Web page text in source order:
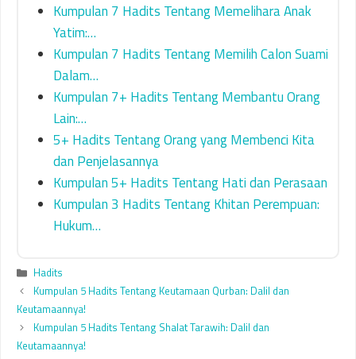
Kumpulan 7 Hadits Tentang Memelihara Anak
Yatim:…
Kumpulan 7 Hadits Tentang Memilih Calon Suami
Dalam…
Kumpulan 7+ Hadits Tentang Membantu Orang
Lain:…
5+ Hadits Tentang Orang yang Membenci Kita
dan Penjelasannya
Kumpulan 5+ Hadits Tentang Hati dan Perasaan
Kumpulan 3 Hadits Tentang Khitan Perempuan:
Hukum…
Categories
Hadits
Kumpulan 5 Hadits Tentang Keutamaan Qurban: Dalil dan
Keutamaannya!
Kumpulan 5 Hadits Tentang Shalat Tarawih: Dalil dan
Keutamaannya!